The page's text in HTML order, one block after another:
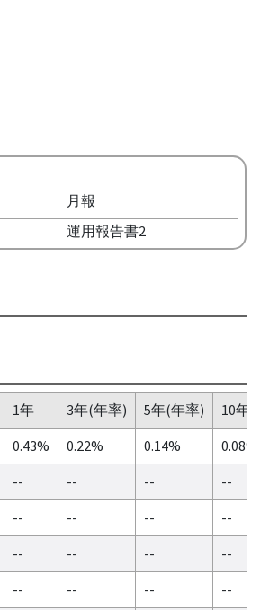
月報
運用報告書2
1年 3年(年率) 5年(年率)
10年(
0.43% 0.22% 0.14%
0.08%
-- -- --
--
-- -- --
--
-- -- --
--
-- -- --
--